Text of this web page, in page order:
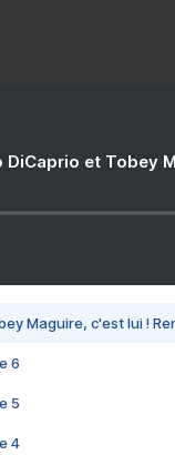
DiCaprio et Tobey
Maguire, c'est lui !
6
5
4